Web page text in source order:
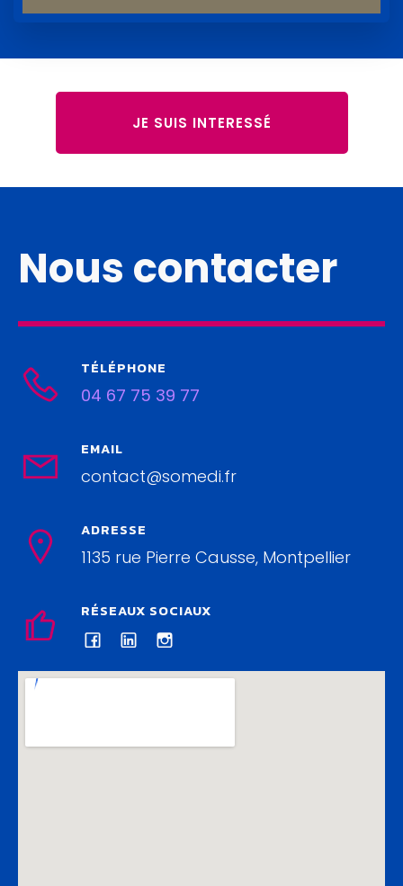
JE SUIS INTERESSÉ
Nous contacter
TÉLÉPHONE
04 67 75 39 77
EMAIL
contact@somedi.fr
ADRESSE
1135 rue Pierre Causse, Montpellier
RÉSEAUX SOCIAUX